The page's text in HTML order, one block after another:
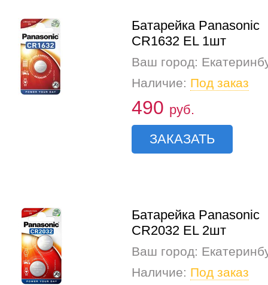
Батарейка Panasonic
CR1632 EL 1шт
Ваш город:
Наличие: Под заказ
490 руб.
ЗАКАЗАТЬ
Батарейка Panasonic
CR2032 EL 2шт
Ваш город:
Наличие: Под заказ